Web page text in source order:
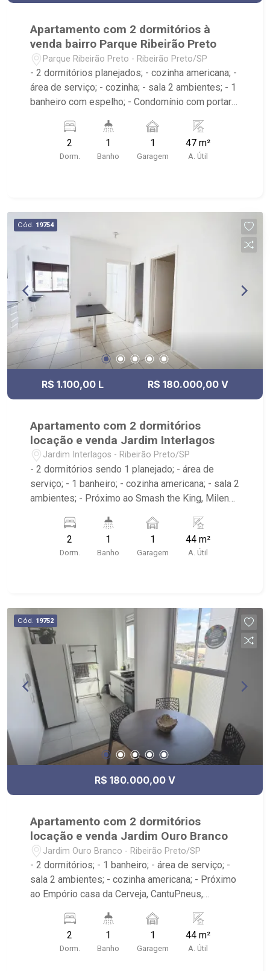
Apartamento com 2 dormitórios à
venda bairro Parque Ribeirão Preto
Parque Ribeirão Preto - Ribeirão Preto/SP
- 2 dormitórios planejados; - cozinha americana; -
área de serviço; - cozinha; - sala 2 ambientes; - 1
banheiro com espelho; - Condomínio com portaria
salão de festa; - Próximo ao Mafiosa Comida de
Rua, Bike Park, Vila Madá
2
Dorm.
1
Banho
1
Garagem
47 m²
A. Útil
Cód. 19754
R$ 1.100,00 L R$ 180.000,00 V
Apartamento com 2 dormitórios
locação e venda Jardim Interlagos
Jardim Interlagos - Ribeirão Preto/SP
- 2 dormitórios sendo 1 planejado; - área de
serviço; - 1 banheiro; - cozinha americana; - sala 2
ambientes; - Próximo ao Smash the King, Milena
2
Dorm.
1
Banho
1
Garagem
44 m²
A. Útil
Cód. 19752
R$ 180.000,00 V
Apartamento com 2 dormitórios
locação e venda Jardim Ouro Branco
Jardim Ouro Branco - Ribeirão Preto/SP
- 2 dormitórios; - 1 banheiro; - área de serviço; -
sala 2 ambientes; - cozinha americana; - Próximo
ao Empório casa da Cerveja, CantuPneus,
verde, academia, portaria 24h, quadra esportiva,
salão de festas, corrimão, piso tátil,
churrasqueira, playground e rampa de acesso;
2
Dorm.
1
Banho
1
Garagem
44 m²
A. Útil